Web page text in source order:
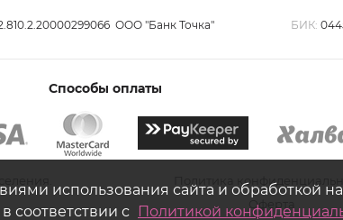
ООО "Банк Точка" БИК:
Способы оплаты
Политика
Оферта
использования сайта и обработкой
соответствии с Политикой